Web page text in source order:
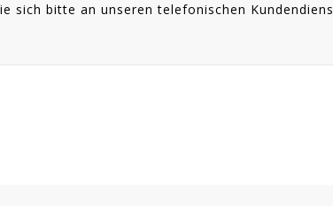
sich bitte an unseren telefonischen